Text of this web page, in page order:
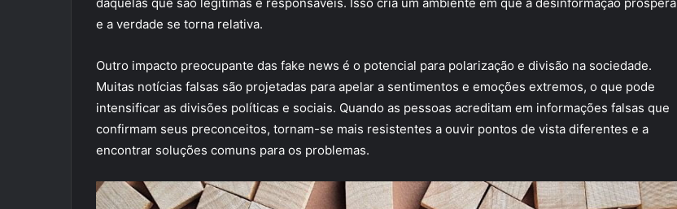
e a verdade se torna relativa.
Outro impacto preocupante das fake news é o potencial para polarização e divisão na sociedade.
Muitas notícias falsas são projetadas para apelar a sentimentos e emoções extremos, o que pode
intensificar as divisões políticas e sociais. Quando as pessoas acreditam em informações falsas que
confirmam seus preconceitos, tornam-se mais resistentes a ouvir pontos de vista diferentes e a
encontrar soluções comuns para os problemas.